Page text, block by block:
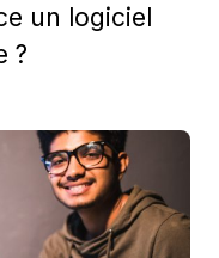
un logiciel
?